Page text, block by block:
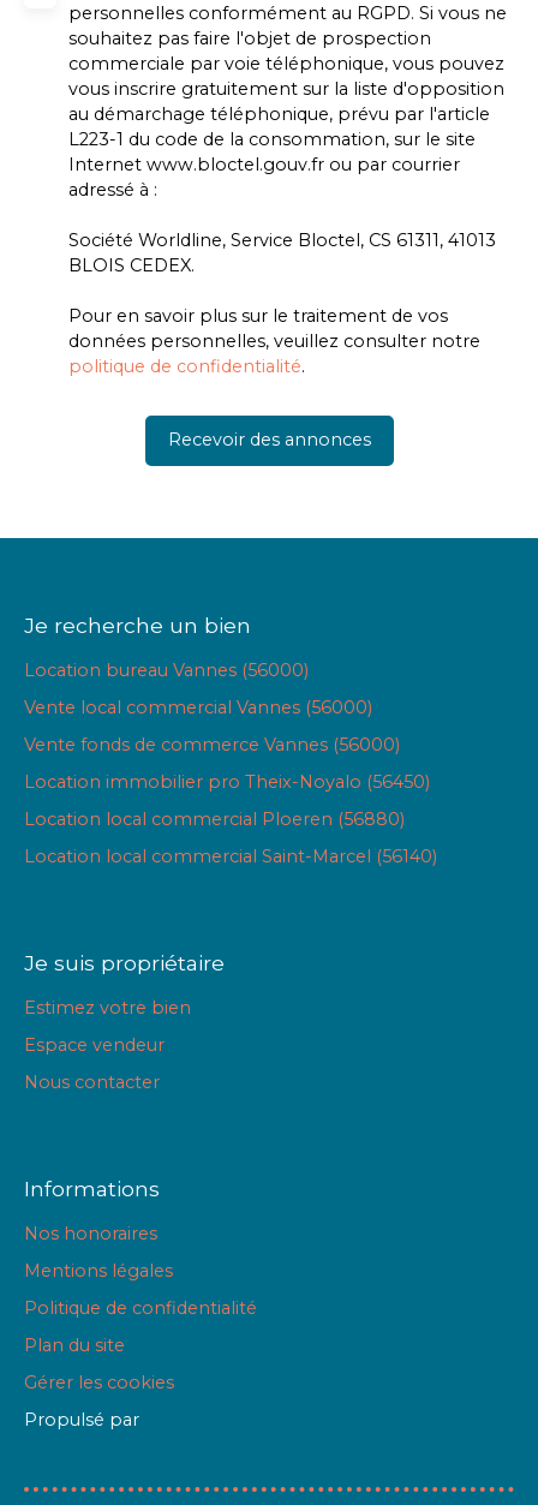
personnelles conformément au RGPD. Si vous ne
souhaitez pas faire l'objet de prospection
commerciale par voie téléphonique, vous pouvez
vous inscrire gratuitement sur la liste d'opposition
au démarchage téléphonique, prévu par l'article
L223-1 du code de la consommation, sur le site
Internet www.bloctel.gouv.fr ou par courrier
adressé à :
Société Worldline, Service Bloctel, CS 61311, 41013
BLOIS CEDEX.
Pour en savoir plus sur le traitement de vos
données personnelles, veuillez consulter notre
politique de confidentialité.
Recevoir des annonces
Je recherche un bien
Location bureau Vannes (56000)
Vente local commercial Vannes (56000)
Vente fonds de commerce Vannes (56000)
Location immobilier pro Theix-Noyalo (56450)
Location local commercial Ploeren (56880)
Location local commercial Saint-Marcel (56140)
Je suis propriétaire
Estimez votre bien
Espace vendeur
Nous contacter
Informations
Nos honoraires
Mentions légales
Politique de confidentialité
Plan du site
Gérer les cookies
Propulsé par